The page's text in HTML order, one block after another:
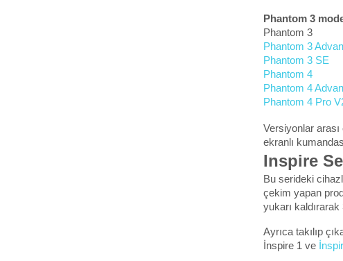
Phantom 3
Phantom 3
Phantom 3
Phantom 3 SE
Phantom 4
Phantom 4
Phantom 4 Pro
Versiyonlar arası
ekranlı
Inspire
Bu serideki
çekim yapan
yukarı
Ayrıca takılıp
İnspire 1 ve